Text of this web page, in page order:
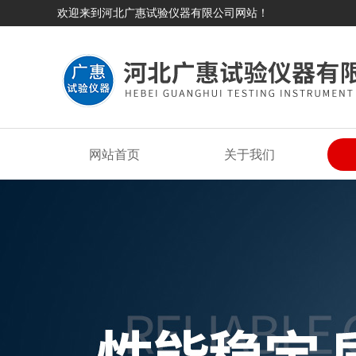
欢迎来到河北广惠试验仪器有限公司网站！
网站首页 关于我们